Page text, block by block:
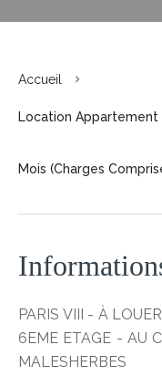
Accueil
Location Appartement
Mois (Charges
PARIS VIII - À
6EME ETAGE - AU
MALESHERBES